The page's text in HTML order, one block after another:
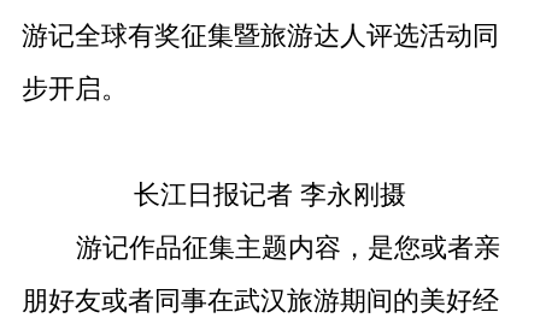
游记全球有奖征集暨旅游达人评选活动同
步开启。
长江日报记者 李永刚摄
游记作品征集主题内容，是您或者亲
朋好友或者同事在武汉旅游期间的美好经